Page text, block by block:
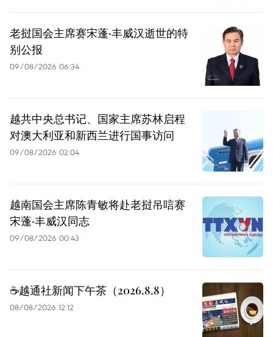
老挝国会主席赛宋蓬·丰威汉逝世的特
别公报
09/08/2026 06:34
越共中央总书记、国家主席苏林启程
对澳大利亚和新西兰进行国事访问
09/08/2026 02:04
越南国会主席陈青敏将赴老挝吊唁赛
宋蓬·丰威汉同志
09/08/2026 00:43
☕️越通社新闻下午茶（2026.8.8）
08/08/2026 12:12